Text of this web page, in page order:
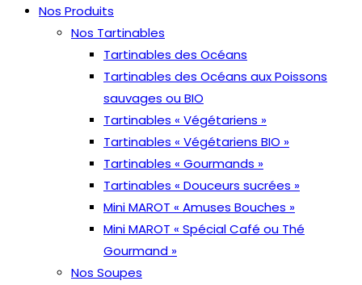
Nos Produits
Nos Tartinables
Tartinables des Océans
Tartinables des Océans aux Poissons
sauvages ou BIO
Tartinables « Végétariens »
Tartinables « Végétariens BIO »
Tartinables « Gourmands »
Tartinables « Douceurs sucrées »
Mini MAROT « Amuses Bouches »
Mini MAROT « Spécial Café ou Thé
Gourmand »
Nos Soupes